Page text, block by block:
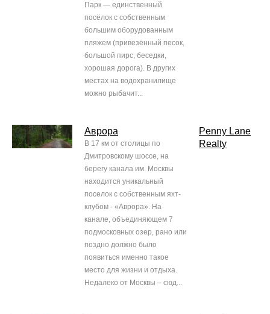
Парк — единственный
посёлок с собственным
большим оборудованным
пляжем (привезённый песок,
большой пирс, беседки,
хорошая дорога). В других
местах на водохранилище
можно рыбачит...
Аврора
В 17 км от столицы по
Дмитровскому шоссе, на
берегу канала им. Москвы
находится уникальный
поселок с собственным яхт-
клубом - «Аврора». На
канале, объединяющем 7
подмосковных озер, рано или
поздно должно было
появиться именно такое
место для жизни и отдыха.
Недалеко от Москвы – сюд...
Penny Lane
Realty